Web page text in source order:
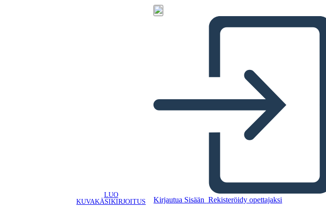
LUO
KUVAKÄSIKIRJOITUS
Kirjautua Sisään Rekisteröidy opettajaksi